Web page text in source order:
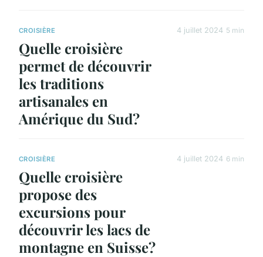
CROISIÈRE
Quelle croisière
permet de découvrir
les traditions
artisanales en
Amérique du Sud?
4 juillet 2024 5 min
CROISIÈRE
Quelle croisière
propose des
excursions pour
découvrir les lacs de
montagne en Suisse?
4 juillet 2024 6 min